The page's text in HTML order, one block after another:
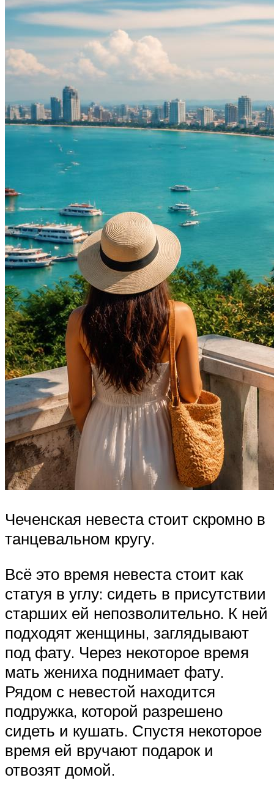
Чеченская невеста стоит скромно в
танцевальном кругу.
Всё это время невеста стоит как
статуя в углу: сидеть в присутствии
старших ей непозволительно. К ней
подходят женщины, заглядывают
под фату. Через некоторое время
мать жениха поднимает фату.
Рядом с невестой находится
подружка, которой разрешено
сидеть и кушать. Спустя некоторое
время ей вручают подарок и
отвозят домой.